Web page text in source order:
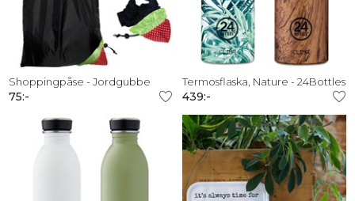
Shoppingpåse - Jordgubbe
75:-
Termosflaska, Nature - 24Bottles
439:-